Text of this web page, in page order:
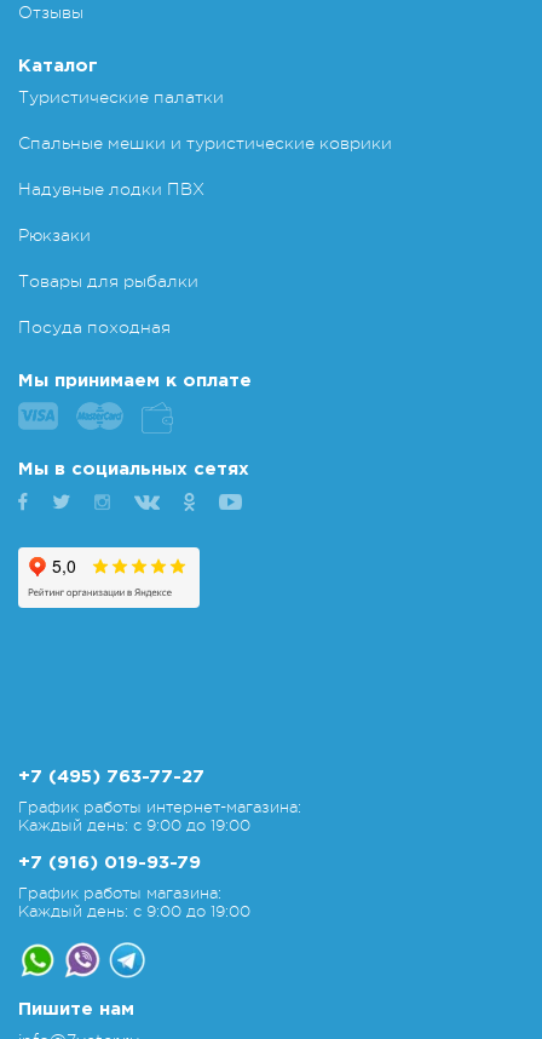
Отзывы
Каталог
Туристические палатки
Спальные мешки и туристические коврики
Надувные лодки ПВХ
Рюкзаки
Товары для рыбалки
Посуда походная
Мы принимаем к оплате
Мы в социальных сетях
+7 (495) 763-77-27
График работы интернет-магазина:
Каждый день: с 9:00 до 19:00
+7 (916) 019-93-79
График работы магазина:
Каждый день: с 9:00 до 19:00
Пишите нам